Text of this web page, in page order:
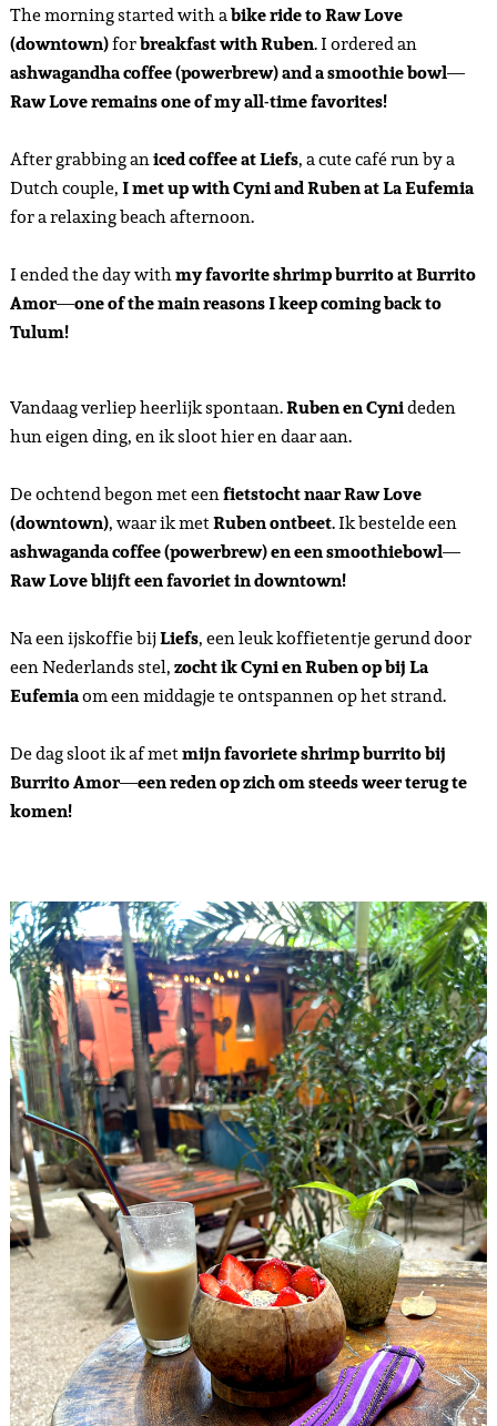
The morning started with abike ride to Raw Love
(downtown)forbreakfast with Ruben. I ordered an
ashwagandha coffee (powerbrew) and a smoothie bowl—
Raw Love remains one of my all-time favorites!
After grabbing aniced coffee at Liefs, a cute café run by a
Dutch couple,I met up with Cyni and Ruben at La Eufemia
for a relaxing beach afternoon.
I ended the day withmy favorite shrimp burrito at Burrito
Amor—one of the main reasons I keep coming back to
Tulum!
Vandaag verliep heerlijk spontaan.Ruben en Cynideden
hun eigen ding, en ik sloot hier en daar aan.
De ochtend begon met eenfietstocht naar Raw Love
(downtown), waar ik metRuben ontbeet. Ik bestelde een
ashwaganda coffee (powerbrew) en een smoothiebowl—
Raw Love blijft een favoriet in downtown!
Na een ijskoffie bijLiefs, een leuk koffietentje gerund door
een Nederlands stel,zocht ik Cyni en Ruben op bij La
Eufemiaom een middagje te ontspannen op het strand.
De dag sloot ik af metmijn favoriete shrimp burrito bij
Burrito Amor—een reden op zich om steeds weer terug te
komen!